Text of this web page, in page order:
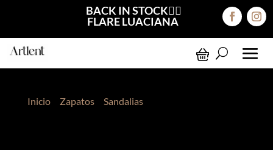
BACK IN STOCK❤️‍🔥
FLARE LUACIANA
Inicio> Zapatos> Sandalias> Sandalias Persa